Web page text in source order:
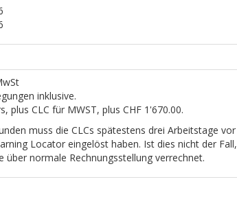
inklusive.
plus CLC für MWST, plus CHF 1'670.00.
muss die CLCs spätestens drei Arbeitstage vor
Locator eingelöst haben. Ist dies nicht der Fall,
über normale Rechnungsstellung verrechnet.